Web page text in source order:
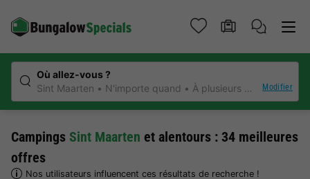
Où allez-vous ?
Sint Maarten
N'importe quand À plusieurs voyageurs Modifier
Campings Sint Maarten et alentours : 34 meilleures
offres
Nos utilisateurs influencent ces résultats de recherche !